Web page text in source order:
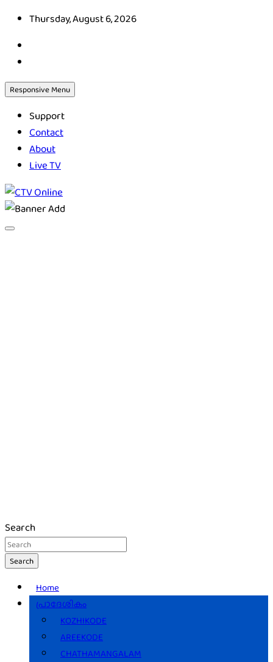
Skip
content
Thursday, August 6, 2026
Responsive Menu
Support
Contact
About
Live TV
CTV Online
Search
Search
Home
പ്രാദേശികം
KOZHIKODE
AREEKODE
CHATHAMANGALAM